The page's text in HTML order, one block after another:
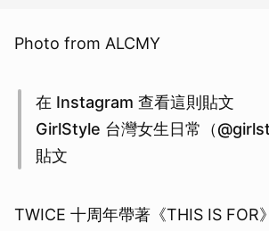
Photo from ALCMY
在 Instagram 查看這則貼文
GirlStyle 台灣女生日常（
貼文
TWICE 十周年帶著《THIS IS FOR